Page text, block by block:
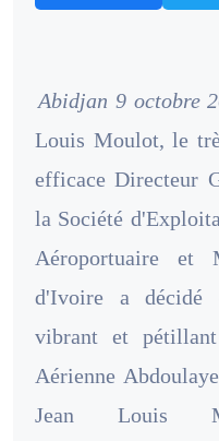
Abidjan 9 octobre
Louis Moulot, le
efficace Directeur
la Société
Aéroportuaire et
d'Ivoire a décidé
vibrant et
Aérienne
Jean Louis